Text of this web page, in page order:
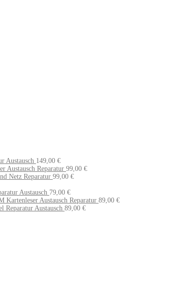
Austausch 149,00 €
Austausch Reparatur 99,00 €
Netz Reparatur 99,00 €
Austausch 79,00 €
Austausch Reparatur 89,00 €
Reparatur Austausch 89,00 €